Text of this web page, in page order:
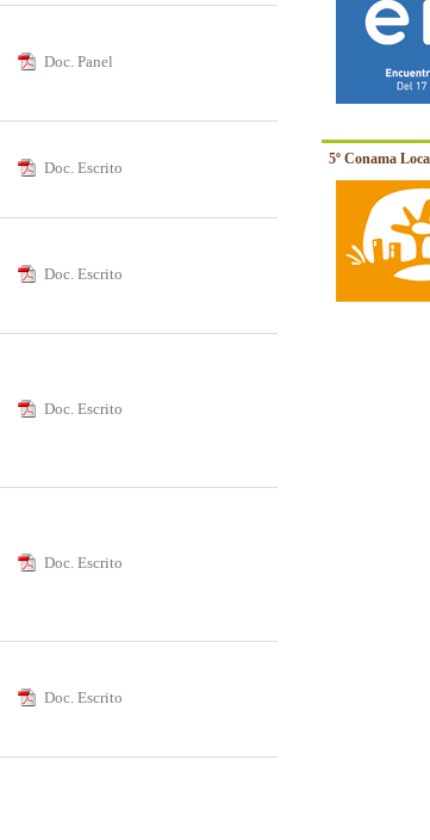
5º Conama
Doc. Panel
Doc. Escrito
Doc. Escrito
Doc. Escrito
Doc. Escrito
Doc. Escrito